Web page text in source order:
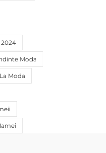
Moda
Moda